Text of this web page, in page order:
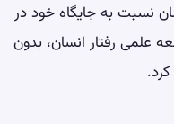
نسبت به جایگاه خود در
علمی رفتار انسان، بدون